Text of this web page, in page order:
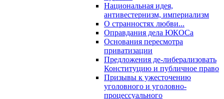
Национальная идея,
антивестернизм, империализм
О странностях любви...
Оправдания дела ЮКОСа
Основания пересмотра
приватизации
Предложения де-либерализовать
Конституцию и публичное право
Призывы к ужесточению
уголовного и уголовно-
процессуального